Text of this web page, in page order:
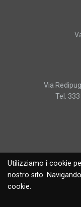
Utilizziamo i cookie
nostro sito.
cookie.
Via
Tel.